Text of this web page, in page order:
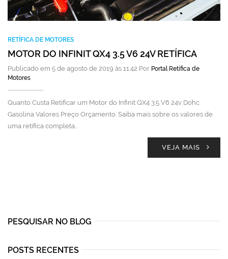
RETÍFICA DE MOTORES
MOTOR DO INFINIT QX4 3.5 V6 24V RETÍFICA
Publicado em 5 de agosto de 2019 às 11:42 Por Portal Retífica de
Motores
Quanto Custa Retificar um Motor do Infinit QX4 3.5 V6 24v Dohc
Gasolina Valores Preço Orçamento. Saiba mais sobre os valores de
uma retífica completa…
VEJA MAIS
PESQUISAR NO BLOG
POSTS RECENTES